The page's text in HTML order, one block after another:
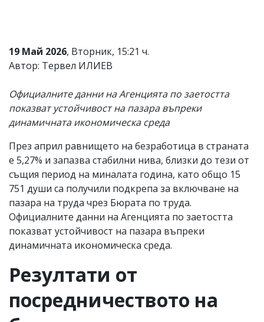
въвеждат
от
редакцията
не
носи
отговорност
за
тях!
Ако
откриете
обиден
за
вас
коментар,
моля
сигнализирайте
ни!
19 Май 2026, Вторник, 15:21 ч.
Автор: Тервел ИЛИЕВ
Официалните данни на Агенцията по заетостта
показват устойчивост на пазара въпреки
динамичната икономическа среда
През април равнището на безработица в страната
е 5,27% и запазва стабилни нива, близки до тези от
същия период на миналата година, като общо 15
751 души са получили подкрепа за включване на
пазара на труда чрез Бюрата по труда.
Официалните данни на Агенцията по заетостта
показват устойчивост на пазара въпреки
динамичната икономическа среда.
Резултати от
посредничеството на